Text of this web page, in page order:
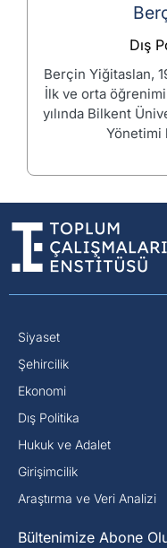
Dış
Berçin Yiğitaslan,
İlk ve orta
yılında Bilkent
Yönetimi
Siyaset
⁠Şehircilik
Ekonomi
Dış Politika
⁠Hukuk ve Adalet
Girişimcilik
Araştırma ve Veri Analizi
Bültenimize Abone